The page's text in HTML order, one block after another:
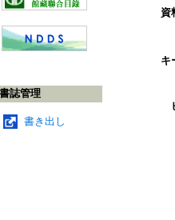
書誌管理
書き出し
資
キ